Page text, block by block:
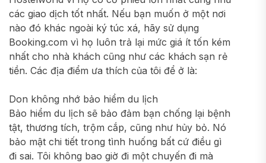
các giao dịch tốt nhất. Nếu bạn muốn ở một nơi
nào đó khác ngoài ký túc xá, hãy sử dụng
Booking.com vì họ luôn trả lại mức giá ít tốn kém
nhất cho nhà khách cũng như các khách sạn rẻ
tiền. Các địa điểm ưa thích của tôi để ở là:
Don không nhớ bảo hiểm du lịch
Bảo hiểm du lịch sẽ bảo đảm bạn chống lại bệnh
tật, thương tích, trộm cắp, cũng như hủy bỏ. Nó
bảo mật chi tiết trong tình huống bất cứ điều gì
đi sai. Tôi không bao giờ đi một chuyến đi mà